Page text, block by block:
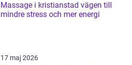
Massage i kristianstad vägen till
mindre stress och mer energi
17 maj 2026